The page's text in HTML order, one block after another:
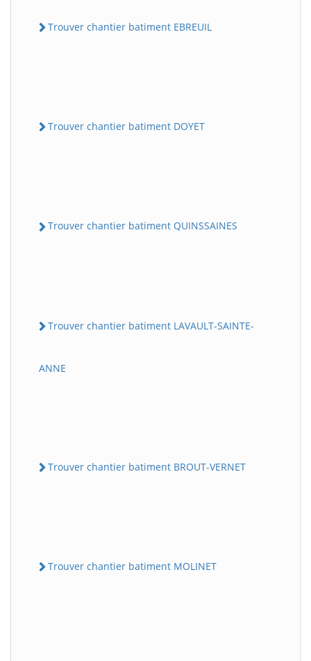
Trouver chantier batiment EBREUIL
Trouver chantier batiment DOYET
Trouver chantier batiment QUINSSAINES
Trouver chantier batiment LAVAULT-SAINTE-
ANNE
Trouver chantier batiment BROUT-VERNET
Trouver chantier batiment MOLINET